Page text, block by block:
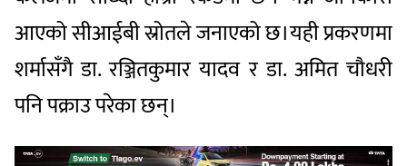
आएको सीआईबी स्रोतले जनाएको छ।यही प्रकरणमा
शर्मासँगै डा. रञ्जितकुमार यादव र डा. अमित चौधरी
पनि पक्राउ परेका छन्।